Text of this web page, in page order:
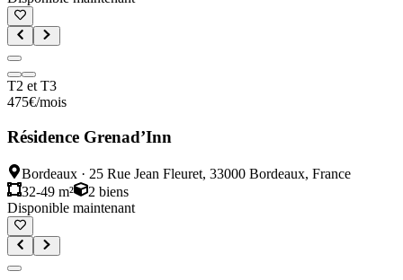
T2 et T3
475€/mois
Résidence Grenad’Inn
Bordeaux · 25 Rue Jean Fleuret, 33000 Bordeaux, France
32-49 m²
2 biens
Disponible maintenant